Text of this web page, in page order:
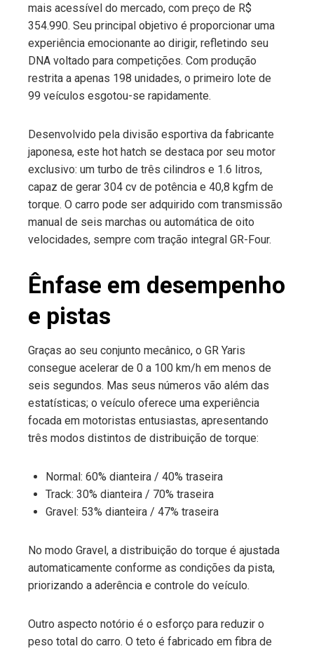
mais acessível do mercado, com preço de R$
354.990. Seu principal objetivo é proporcionar uma
experiência emocionante ao dirigir, refletindo seu
DNA voltado para competições. Com produção
restrita a apenas 198 unidades, o primeiro lote de
99 veículos esgotou-se rapidamente.
Desenvolvido pela divisão esportiva da fabricante
japonesa, este hot hatch se destaca por seu motor
exclusivo: um turbo de três cilindros e 1.6 litros,
capaz de gerar 304 cv de potência e 40,8 kgfm de
torque. O carro pode ser adquirido com transmissão
manual de seis marchas ou automática de oito
velocidades, sempre com tração integral GR-Four.
Ênfase em desempenho
e pistas
Graças ao seu conjunto mecânico, o GR Yaris
consegue acelerar de 0 a 100 km/h em menos de
seis segundos. Mas seus números vão além das
estatísticas; o veículo oferece uma experiência
focada em motoristas entusiastas, apresentando
três modos distintos de distribuição de torque:
Normal: 60% dianteira / 40% traseira
Track: 30% dianteira / 70% traseira
Gravel: 53% dianteira / 47% traseira
No modo Gravel, a distribuição do torque é ajustada
automaticamente conforme as condições da pista,
priorizando a aderência e controle do veículo.
Outro aspecto notório é o esforço para reduzir o
peso total do carro. O teto é fabricado em fibra de